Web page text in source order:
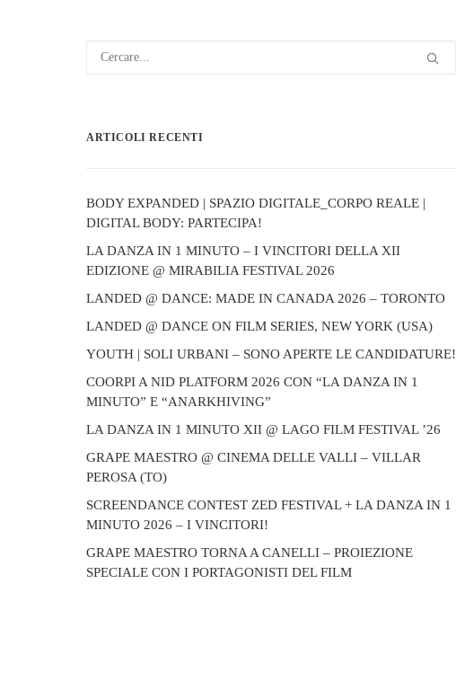
ARTICOLI RECENTI
BODY EXPANDED | SPAZIO DIGITALE_CORPO REALE |
DIGITAL BODY: PARTECIPA!
LA DANZA IN 1 MINUTO – I VINCITORI DELLA XII
EDIZIONE @ MIRABILIA FESTIVAL 2026
LANDED @ DANCE: MADE IN CANADA 2026 – TORONTO
LANDED @ DANCE ON FILM SERIES, NEW YORK (USA)
YOUTH | SOLI URBANI – SONO APERTE LE CANDIDATURE!
COORPI A NID PLATFORM 2026 CON “LA DANZA IN 1
MINUTO” E “ANARKHIVING”
LA DANZA IN 1 MINUTO XII @ LAGO FILM FESTIVAL ’26
GRAPE MAESTRO @ CINEMA DELLE VALLI – VILLAR
PEROSA (TO)
SCREENDANCE CONTEST ZED FESTIVAL + LA DANZA IN 1
MINUTO 2026 – I VINCITORI!
GRAPE MAESTRO TORNA A CANELLI – PROIEZIONE
SPECIALE CON I PORTAGONISTI DEL FILM